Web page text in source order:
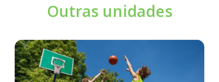
Outras unidades